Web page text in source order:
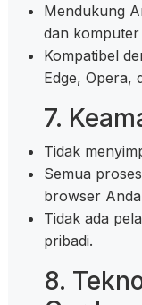
Mendukung
dan komputer
Kompatibel
Edge, Opera,
7.
Tidak
Semua
browser
Tidak ada
pribadi.
8.